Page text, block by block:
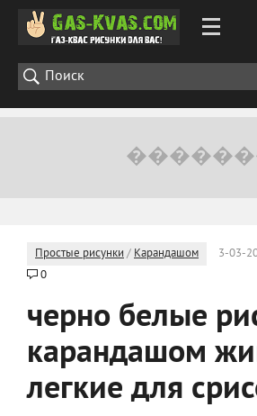
Простые рисунки / Карандашом 3-03-
0
черно белые
карандашом
легкие для